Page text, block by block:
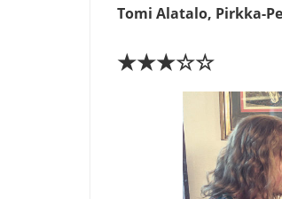
Tomi Alatalo, Pirkka-
★★★☆☆